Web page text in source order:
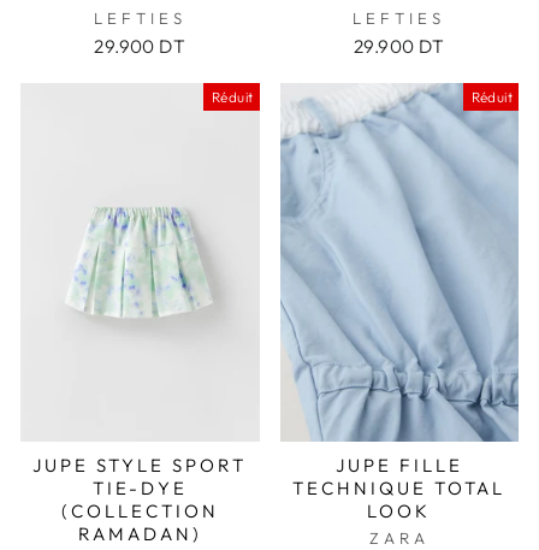
LEFTIES
29.900 DT
LEFTIES
29.900 DT
Réduit
JUPE STYLE SPORT
TIE-DYE
(COLLECTION
RAMADAN)
Réduit
JUPE FILLE
TECHNIQUE TOTAL
LOOK
ZARA